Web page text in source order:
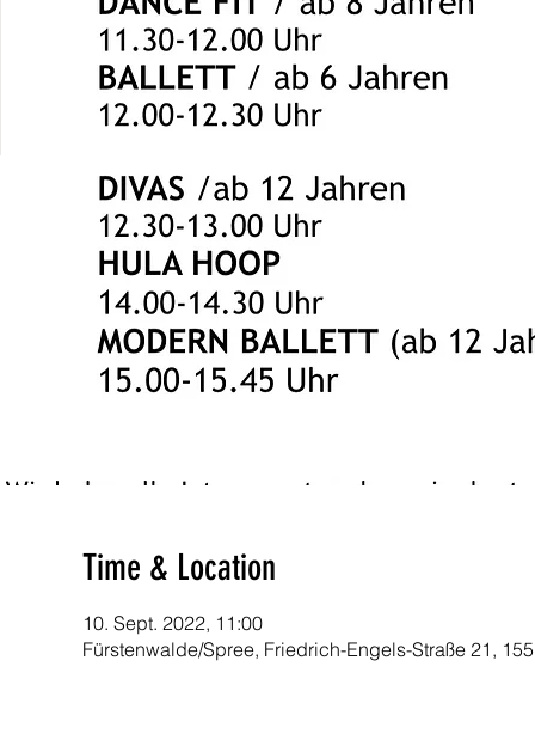
Time & Location
10. Sept. 2022, 11:00
Fürstenwalde/Spree, Friedrich-Engels-Straße 21,